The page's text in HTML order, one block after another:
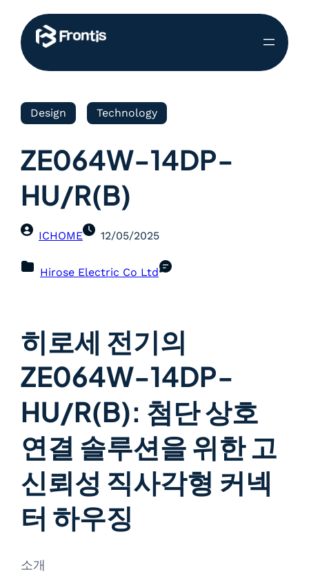
Design Technology
ZE064W-14DP-
HU/R(B)
ICHOME 12/05/2025
Hirose Electric Co Ltd
히로세 전기의
ZE064W-14DP-
HU/R(B): 첨단 상호
연결 솔루션을 위한 고
신뢰성 직사각형 커넥
터 하우징
소개